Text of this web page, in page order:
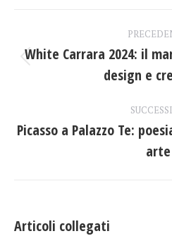
tra
post
White Carrara 2024: il
design e
Picasso a Palazzo Te:
arte
Articoli collegati